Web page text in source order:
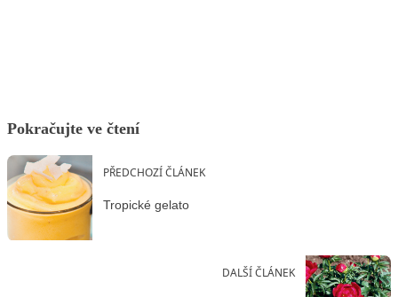
Pokračujte ve čtení
PŘEDCHOZÍ ČLÁNEK
Tropické gelato
DALŠÍ ČLÁNEK